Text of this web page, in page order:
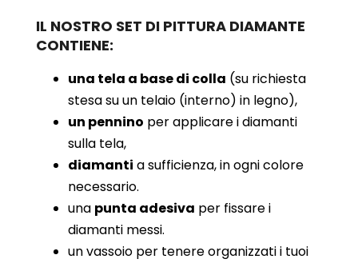
IL NOSTRO SET DI PITTURA DIAMANTE
CONTIENE:
una tela a base di colla (su richiesta
stesa su un telaio (interno) in legno),
un pennino per applicare i diamanti
sulla tela,
diamanti a sufficienza, in ogni colore
necessario.
una punta adesiva per fissare i
diamanti messi.
un vassoio per tenere organizzati i tuoi